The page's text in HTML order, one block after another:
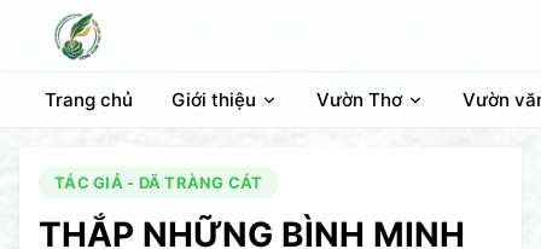
Trang chủ Giới thiệu Vườn Thơ Vườn
TÁC GIẢ - DÃ TRÀNG CÁT
THẮP NHỮNG BÌNH MINH